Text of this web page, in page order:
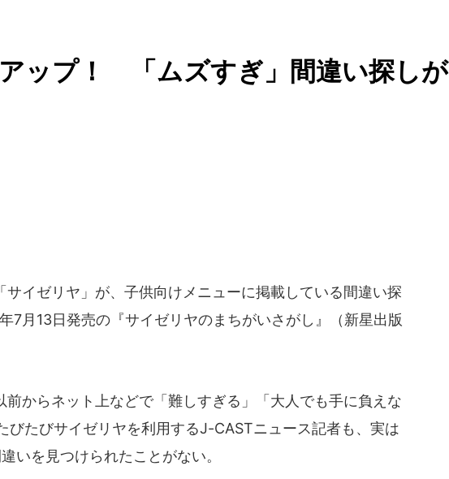
ップ！ 「ムズすぎ」間違い探しが
イゼリヤ」が、子供向けメニューに掲載している間違い探
7月13日発売の『サイゼリヤのまちがいさがし』（新星出版
からネット上などで「難しすぎる」「大人でも手に負えな
びたびサイゼリヤを利用するJ-CASTニュース記者も、実は
いを見つけられたことがない。